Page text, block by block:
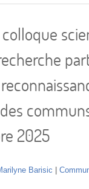
Retours d’expériences
Transition
IA
IMT
Colloques
Vidéos
2025
Barisic